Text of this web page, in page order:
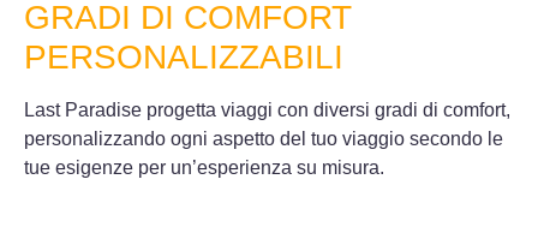
GRADI DI COMFORT
PERSONALIZZABILI
Last Paradise progetta viaggi con diversi gradi di comfort,
personalizzando ogni aspetto del tuo viaggio secondo le
tue esigenze per un’esperienza su misura.